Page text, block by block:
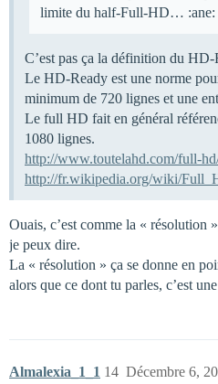
limite du half-Full-HD… :ane:
C’est pas ça la définition du HD-
Le HD-Ready est une norme
minimum de 720 lignes et une
Le full HD fait en général
1080 lignes.
http://www.toutelahd.com/full-
http://fr.wikipedia.org/wiki/
Ouais, c’est comme la « résolution
je peux dire.
La « résolution » ça se donne en
alors que ce dont tu parles, c’est
Almalexia_1_1 Décembre 6,
14